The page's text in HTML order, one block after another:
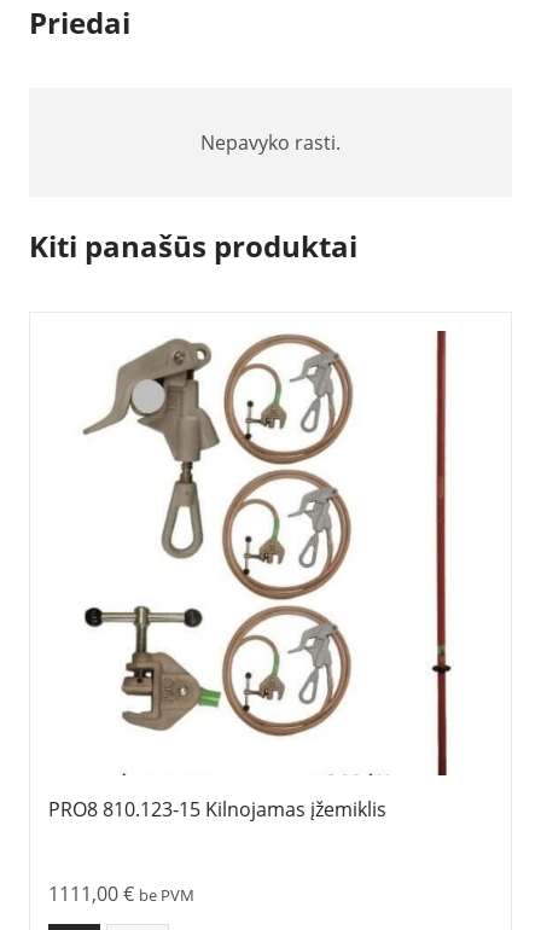
Priedai
Nepavyko rasti.
Kiti panašūs produktai
PRO8 810.123-15 Kilnojamas įžemiklis
1111,00€ be PVM